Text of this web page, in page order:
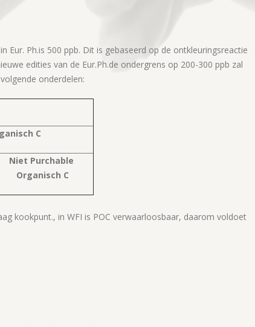
Eur. Ph.is 500 ppb. Dit is gebaseerd op de ontkleuringsreactie
edities van de Eur.Ph.de ondergrens op 200-300 ppb zal
onderdelen:
C
Niet Purchable
Organisch C
kookpunt., in WFI is POC verwaarloosbaar, daarom voldoet